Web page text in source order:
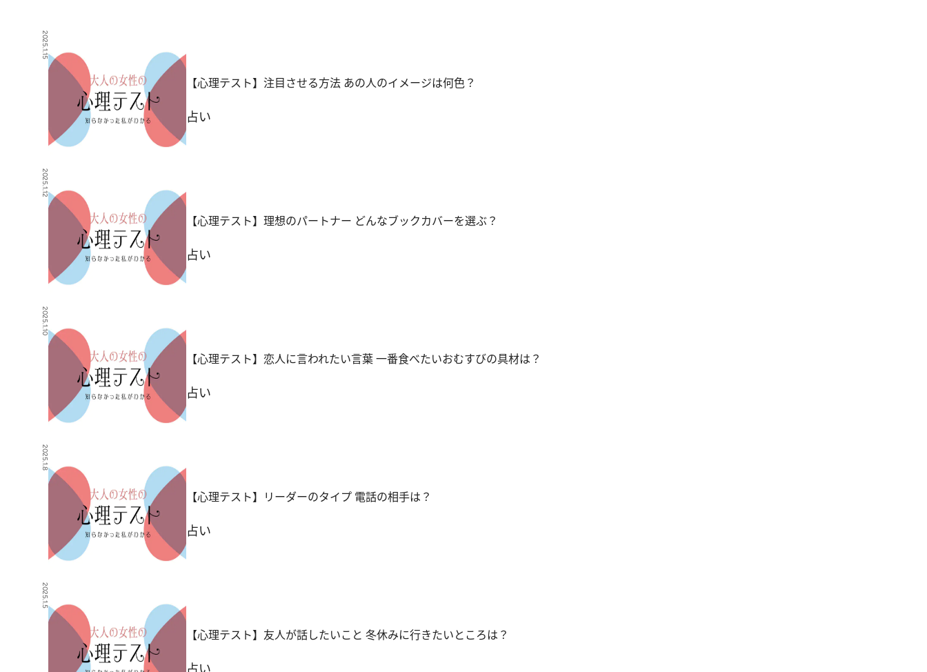
2025.1.15
【心理テスト】注目させる方法 あの人のイメージは何色？
占い
2025.1.12
【心理テスト】理想のパートナー どんなブックカバーを選ぶ？
占い
2025.1.10
【心理テスト】恋人に言われたい言葉 一番食べたいおむすびの具材は？
占い
2025.1.8
【心理テスト】リーダーのタイプ 電話の相手は？
占い
2025.1.5
【心理テスト】友人が話したいこと 冬休みに行きたいところは？
占い